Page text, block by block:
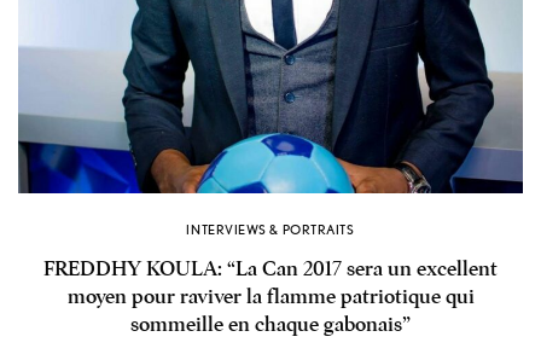
INTERVIEWS & PORTRAITS
FREDDHY KOULA: “La Can 2017 sera un excellent
moyen pour raviver la flamme patriotique qui
sommeille en chaque gabonais”